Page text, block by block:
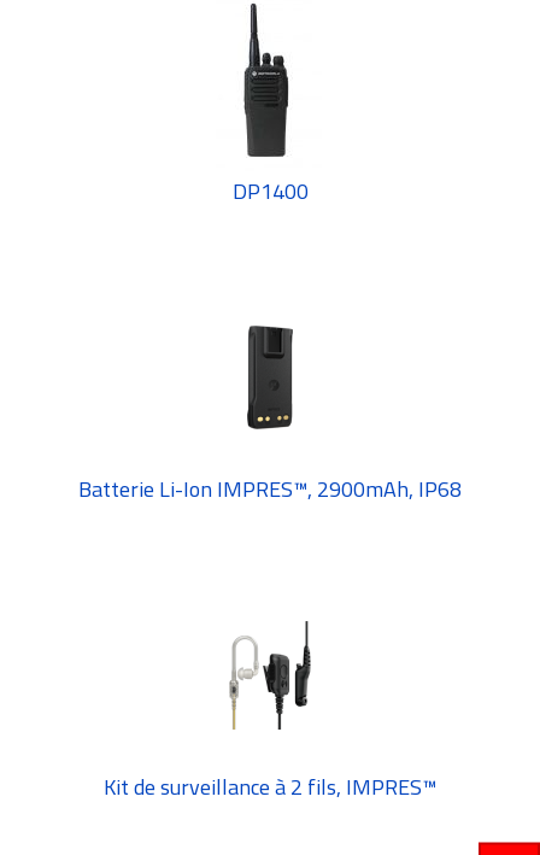
DP1400
Batterie Li-Ion IMPRES™, 2900mAh, IP68
Kit de surveillance à 2 fils, IMPRES™